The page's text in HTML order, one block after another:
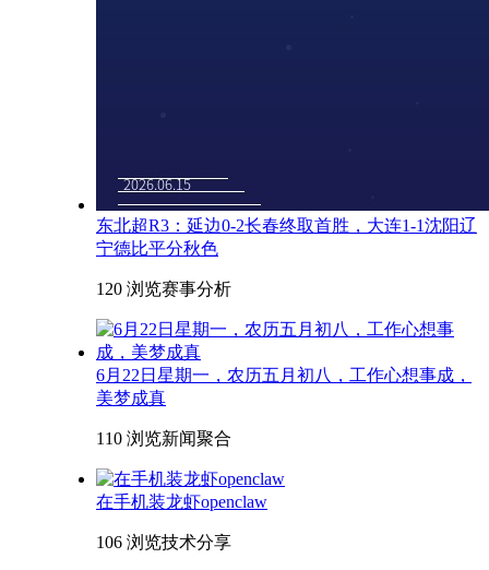
东北超R3：延边0-2长春终取首胜，大连1-1沈阳辽
宁德比平分秋色
120 浏览赛事分析
6月22日星期一，农历五月初八，工作心想事成，
美梦成真
110 浏览新闻聚合
在手机装龙虾openclaw
106 浏览技术分享